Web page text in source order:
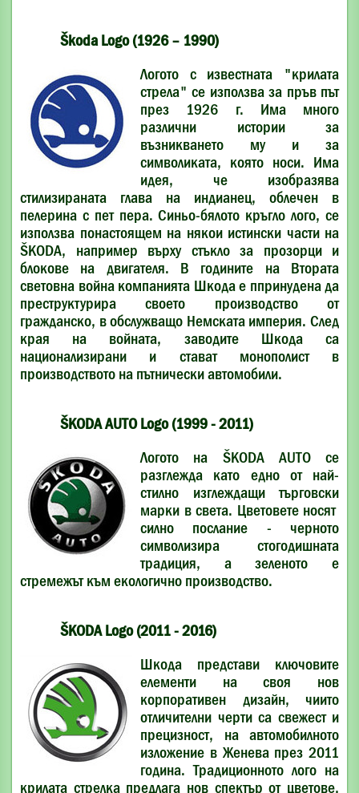
Škoda Logo (1926 – 1990)
Логото с известната "крилата
стрела" се използва за пръв път
през 1926 г. Има много
различни истории за
възникването му и за
символиката, която носи. Има
идея, че изобразява
стилизираната глава на индианец, облечен в
пелерина с пет пера. Синьо-бялото кръгло лого, се
използва понастоящем на някои истински части на
ŠKODA, например върху стъкло за прозорци и
блокове на двигателя. В годините на Втората
световна война компанията Шкода е ппринудена да
преструктурира своето производство от
гражданско, в обслужващо Немската империя. След
края на войната, заводите Шкода са
национализирани и стават монополист в
производството на пътнически автомобили.
ŠKODA AUTO Logo (1999 - 2011)
Логото на ŠKODA AUTO се
разглежда като едно от най-
стилно изглеждащи търговски
марки в света. Цветовете носят
силно послание - черното
символизира стогодишната
традиция, а зеленото е
стремежът към екологично производство.
ŠKODA Logo (2011 - 2016)
Шкода представи ключовите
елементи на своя нов
корпоративен дизайн, чиито
отличителни черти са свежест и
прецизност, на автомобилното
изложение в Женева през 2011
година. Традиционното лого на
крилата стрелка предлага нов спектър от цветове,